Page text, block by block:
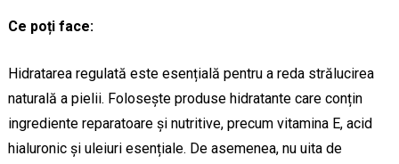
Ce poți face:
Hidratarea regulată este esențială pentru a reda strălucirea
naturală a pielii. Folosește produse hidratante care conțin
ingrediente reparatoare și nutritive, precum vitamina E, acid
hialuronic și uleiuri esențiale. De asemenea, nu uita de